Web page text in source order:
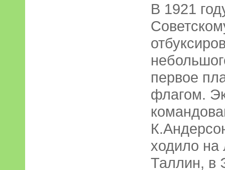
В 1921
первое
флагом.
ходило на
Таллин, в